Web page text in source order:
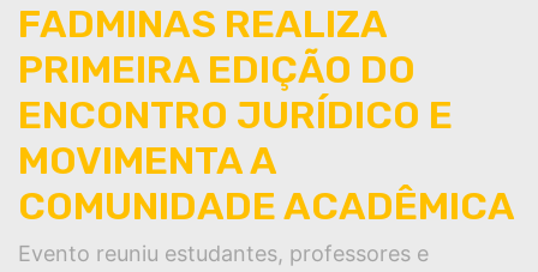
FADMINAS REALIZA
PRIMEIRA EDIÇÃO DO
ENCONTRO JURÍDICO E
MOVIMENTA A
COMUNIDADE ACADÊMICA
Evento reuniu estudantes, professores e